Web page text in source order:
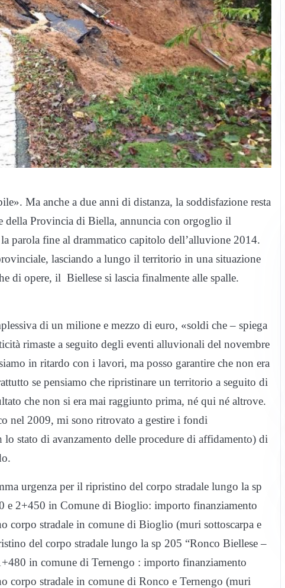
Ma anche a due anni di distanza, la soddisfazione resta
della Provincia di Biella, annuncia con orgoglio il
parola fine al drammatico capitolo dell’alluvione 2014.
lasciando a lungo il territorio in una situazione
di opere, il Biellese si lascia finalmente alle spalle.
di un milione e mezzo di euro, «soldi che – spiega
rimaste a seguito degli eventi alluvionali del novembre
in ritardo con i lavori, ma posso garantire che non era
se pensiamo che ripristinare un territorio a seguito di
che non si era mai raggiunto prima, né qui né altrove.
nel 2009, mi sono ritrovato a gestire i fondi
stato di avanzamento delle procedure di affidamento) di
urgenza per il ripristino del corpo stradale lungo la sp
e 2+450 in Comune di Bioglio: importo finanziamento
corpo stradale in comune di Bioglio (muri sottoscarpa e
del corpo stradale lungo la sp 205 “Ronco Biellese –
in comune di Ternengo : importo finanziamento
corpo stradale in comune di Ronco e Ternengo (muri